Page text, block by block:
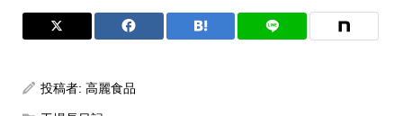
投稿者: 高麗食品